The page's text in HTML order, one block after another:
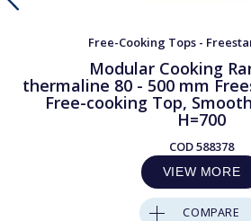
Free-Cooking Tops -
Modular Cooking
thermaline 80 - 500 mm
Free-cooking Top,
H=700
COD588378
VIEW MORE
COMPARE